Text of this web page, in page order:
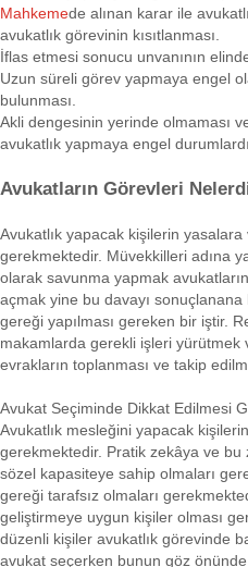
Mahkemede alınan karar ile
avukatlık görevinin kısıtlanması.
İflas etmesi sonucu unvanının
Uzun süreli görev yapmaya engel
bulunması.
Akli dengesinin yerinde olmaması
avukatlık yapmaya engel
Avukatların Görevleri
Avukatlık yapacak kişilerin
gerekmektedir. Müvekkilleri adına
olarak savunma yapmak
açmak yine bu davayı
gereği yapılması gereken bir iştir.
makamlarda gerekli işleri
evrakların toplanması ve takip
Avukat Seçiminde Dikkat Edilmesi
Avukatlık mesleğini yapacak
gerekmektedir. Pratik zekâya ve bu
sözel kapasiteye sahip olmaları
gereği tarafsız olmaları
geliştirmeye uygun kişiler olması
düzenli kişiler avukatlık görevinde
avukat seçerken bunun göz